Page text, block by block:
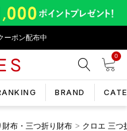
ーポン配布中
0
BRAND
財布・三つ折り財布 クロエ 三つ